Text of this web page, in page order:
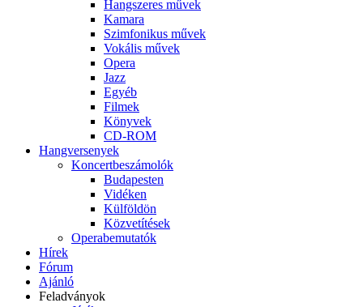
Hangszeres művek
Kamara
Szimfonikus művek
Vokális művek
Opera
Jazz
Egyéb
Filmek
Könyvek
CD-ROM
Hangversenyek
Koncertbeszámolók
Budapesten
Vidéken
Külföldön
Közvetítések
Operabemutatók
Hírek
Fórum
Ajánló
Feladványok